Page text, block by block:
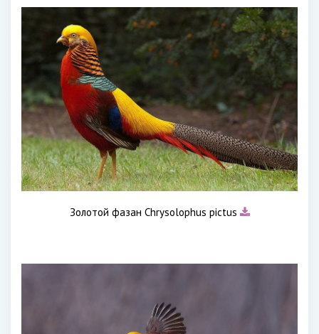
Золотой фазан Chrysolophus pictus